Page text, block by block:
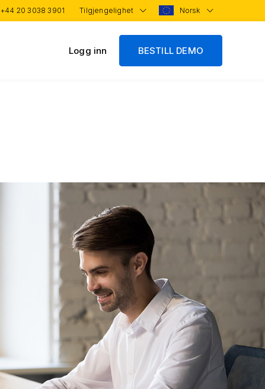
+44 20 3038 3901 Tilgjengelighet Norsk
Logg inn BESTILL DEMO